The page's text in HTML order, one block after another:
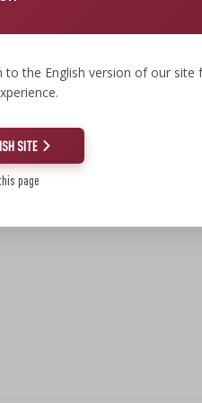
to the English version of our site
SITE
page
A NOSSA EMPRESA
Missão, visão, valores
Nosso Browin
Da ideia ao produto
Nossas Marcas